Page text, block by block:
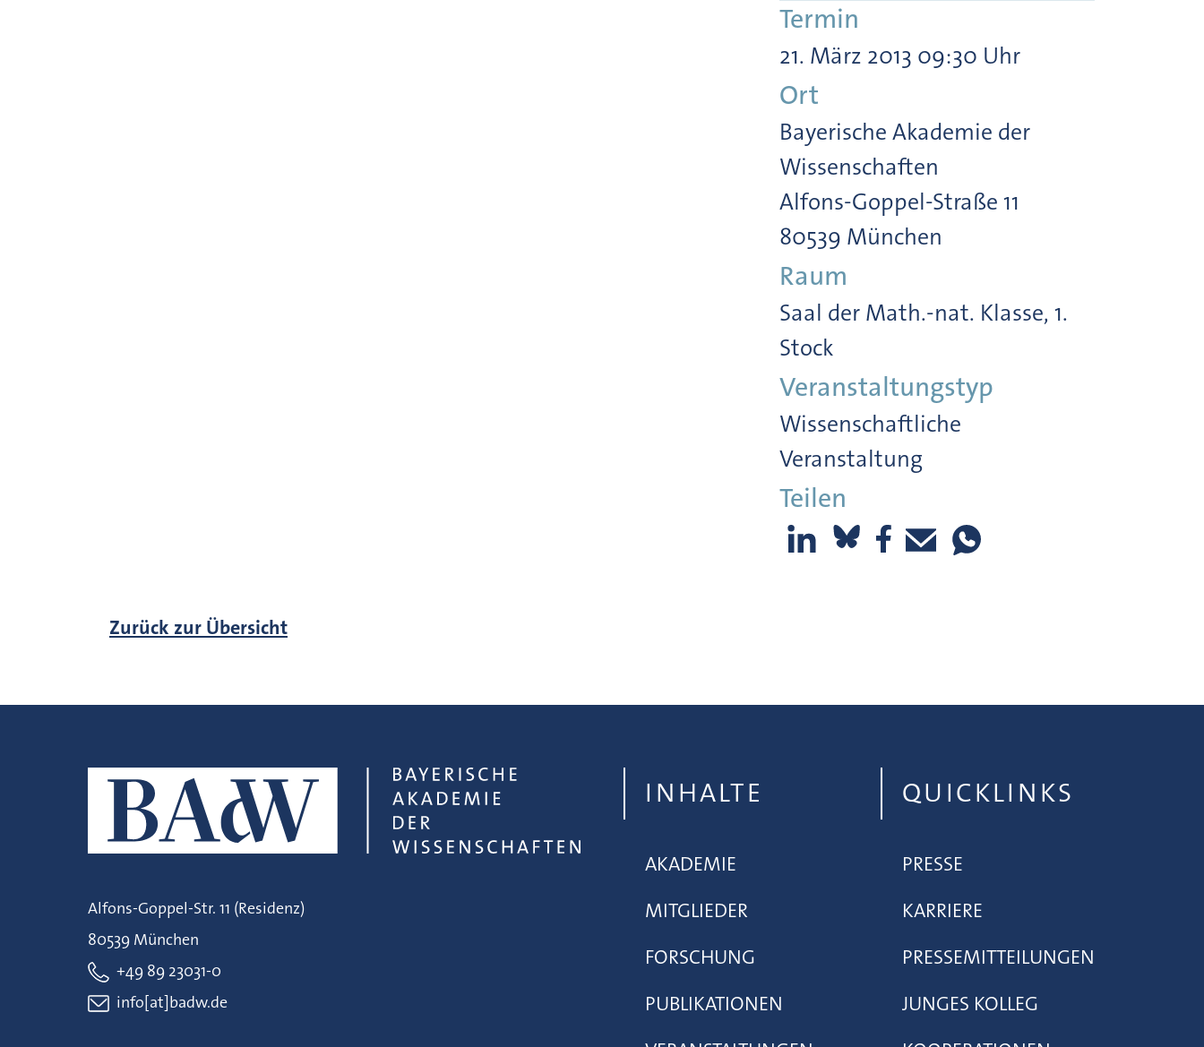
Termin
21. März 2013 09:30 Uhr
Ort
Bayerische Akademie der
Wissenschaften
Alfons-Goppel-Straße 11
80539 München
Raum
Saal der Math.-nat. Klasse, 1.
Stock
Veranstaltungstyp
Wissenschaftliche
Veranstaltung
Teilen
Zurück zur Übersicht
Alfons-Goppel-Str. 11 (Residenz)
80539 München
+49 89 23031-0
info[at]badw.de
INHALTE
AKADEMIE
MITGLIEDER
FORSCHUNG
PUBLIKATIONEN
QUICKLINKS
PRESSE
KARRIERE
PRESSEMITTEILUNGEN
JUNGES KOLLEG